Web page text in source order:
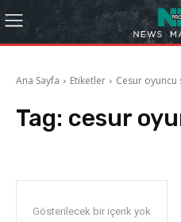
Ana Sayfa Etiketler Cesur oyuncu
Tag: cesur
Gösterilecek bir içerik yok